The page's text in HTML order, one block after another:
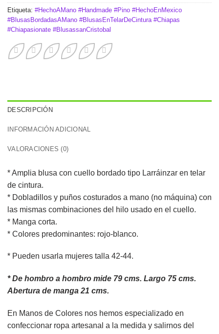
Etiqueta: #HechoAMano #Handmade #Pino #HechoEnMexico
#BlusasBordadasAMano #BlusasEnTelarDeCintura #Chiapas
#Chiapasionate #BlusassanCristobal
DESCRIPCIÓN
INFORMACIÓN ADICIONAL
VALORACIONES (0)
* Amplia blusa con cuello bordado tipo Larráinzar en telar
de cintura.
* Dobladillos y puños costurados a mano (no máquina) con
las mismas combinaciones del hilo usado en el cuello.
* Manga corta.
* Colores predominantes: rojo-blanco.
* Pueden usarla mujeres talla 42-44.
* De hombro a hombro mide 79 cms. Largo 75 cms.
Abertura de manga 21 cms.
En Manos de Colores nos hemos especializado en
confeccionar ropa artesanal a la medida y salirnos del